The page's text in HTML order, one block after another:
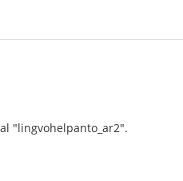
"lingvohelpanto_ar2".